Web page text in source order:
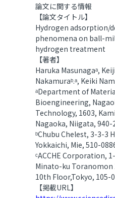
論文に関する情報
【論文タイトル】
Hydrogen adsorption/
phenomena on ball-
hydrogen treatment
【著者】
Haruka Masunagaᵃ,
Nakamuraᵇ.ᵃ, Keiki
ᵃDepartment of
Bioengineering,
Technology, 1603,
Nagaoka, Niigata, 940-
ᵇChubu Chelest, 3-3-3
Yokkaichi, Mie, 510-
ᶜACCHE Corporation,
Minato-ku Toranomon
10th Floor,Tokyo, 105-
【掲載URL】